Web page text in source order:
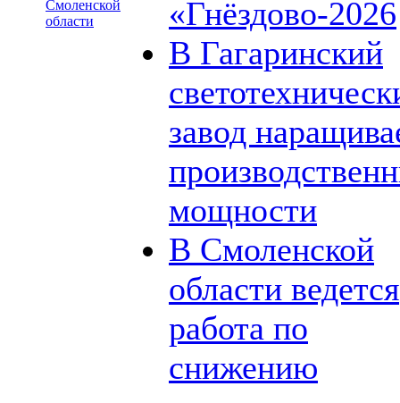
Смоленской
области
«Гнёздово-2026
В Гагаринский
завод
мощности
В Смоленской
области ведется
работа по
снижению